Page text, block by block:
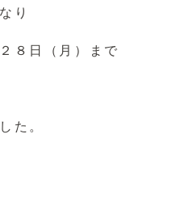
り
８日（月）まで
た。